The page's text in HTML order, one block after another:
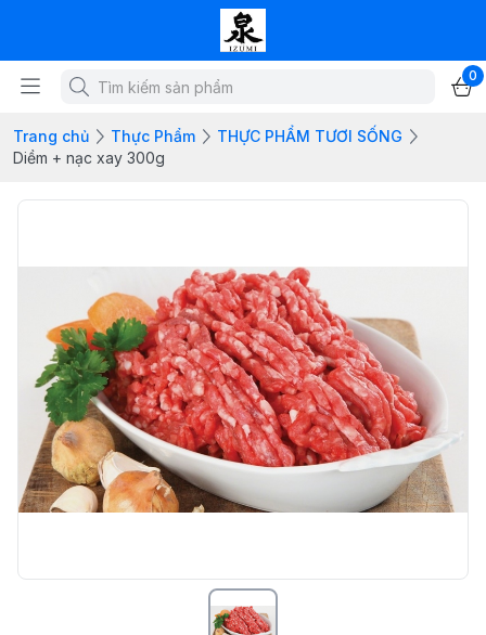
0
Trang chủ Thực Phẩm
THỰC PHẨM TƯƠI SỐNG
Diềm + nạc xay 300g